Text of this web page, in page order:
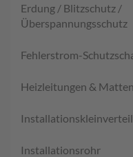
Erdung / Blitzschutz /
Überspannungsschutz
Fehlerstrom-
Heizleitungen & Matten
Installationsrohr